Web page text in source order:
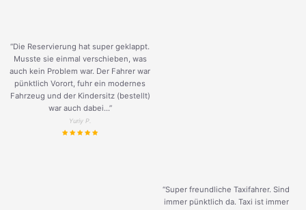
“Die Reservierung hat super geklappt.
Musste sie einmal verschieben, was
auch kein Problem war. Der Fahrer war
pünktlich Vorort, fuhr ein modernes
Fahrzeug und der Kindersitz (bestellt)
war auch dabei...”
Yuriy P.
“Super freundliche Taxifahrer. Sind
immer pünktlich da. Taxi ist immer